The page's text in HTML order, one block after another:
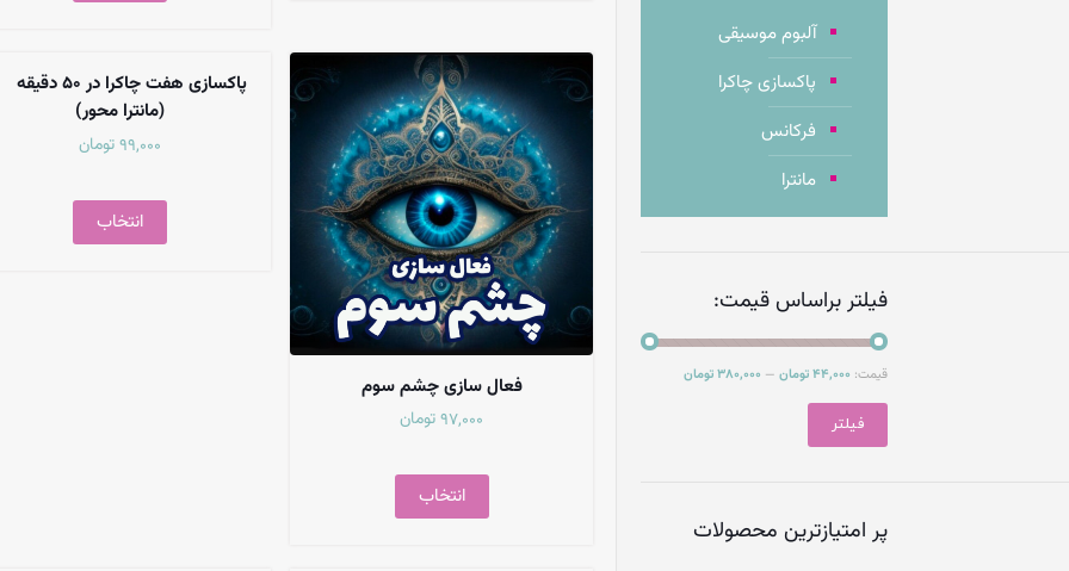
فعال سازی چشم سوم
97,000 تومان
انتخاب
پاکسازی هفت چاکرا در 50 دقیقه
(مانترا محور)
99,000تومان
انتخاب
آلبوم موسیقی
پاکسازی چاکرا
فرکانس
مانترا
فیلتر براساس قیمت:
فیلتر
قیمت: 44,000 تومان — 380,000 تومان
پر امتیازترین محصولات